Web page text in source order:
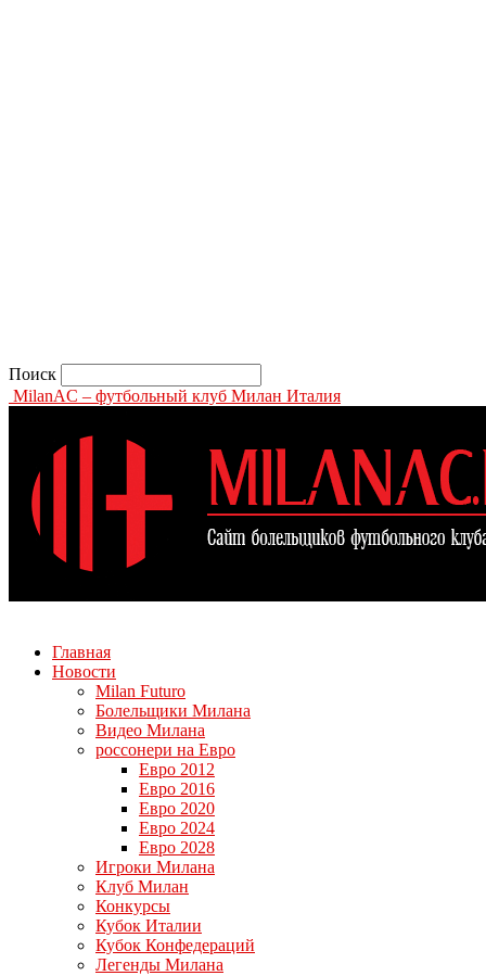
Поиск
MilanAC – футбольный клуб Милан Италия
Главная
Новости
Milan Futuro
Болельщики Милана
Видео Милана
россонери на Евро
Евро 2012
Евро 2016
Евро 2020
Евро 2024
Евро 2028
Игроки Милана
Клуб Милан
Конкурсы
Кубок Италии
Кубок Конфедераций
Легенды Милана